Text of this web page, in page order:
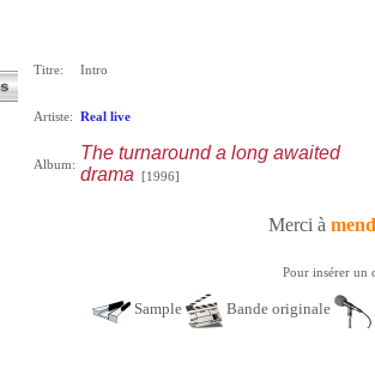
Titre: Intro
Artiste: Real live
Album:
The turnaround a long awaited
drama [1996]
Merci à
Pour insérer un
Sample Bande originale